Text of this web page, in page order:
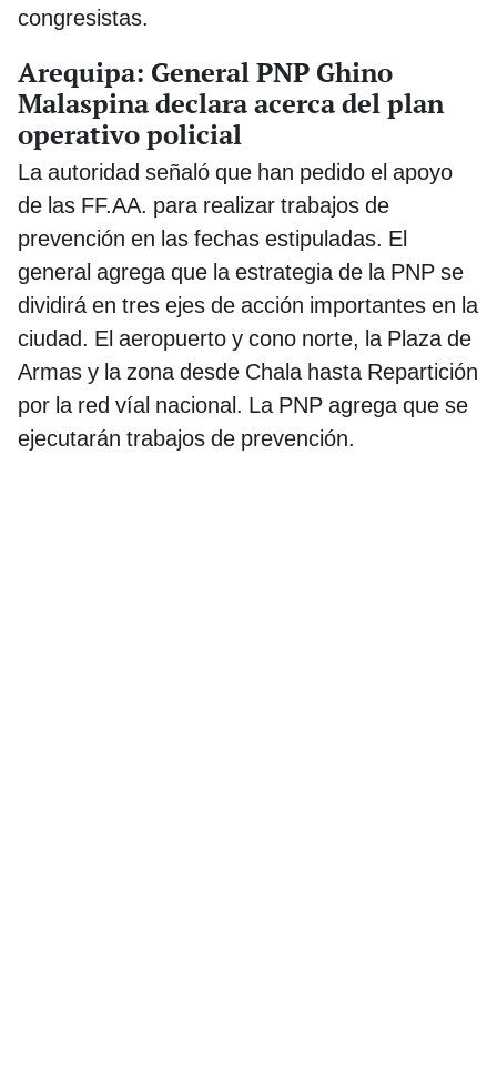
congresistas.
Arequipa: General PNP Ghino
Malaspina declara acerca del plan
operativo policial
La autoridad señaló que han pedido el apoyo
de las FF.AA. para realizar trabajos de
prevención en las fechas estipuladas. El
general agrega que la estrategia de la PNP se
dividirá en tres ejes de acción importantes en la
ciudad. El aeropuerto y cono norte, la Plaza de
Armas y la zona desde Chala hasta Repartición
por la red víal nacional. La PNP agrega que se
ejecutarán trabajos de prevención.